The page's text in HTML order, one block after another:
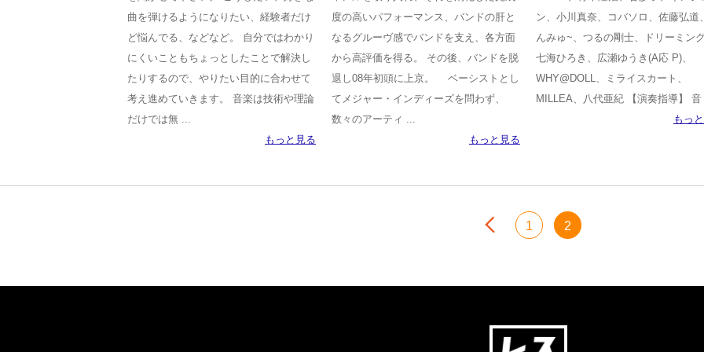
曲を弾けるようになりたい、経験者だけ
ど悩んでる、などなど。 自分ではわかり
にくいこともちょっとしたことで解決し
たりするので、やりたい目的に合わせて
考え進めていきます。 音楽は技術や理論
だけでは無 ...
もっと見る
度の高いパフォーマンス、バンドの肝と
なるグルーヴ感でバンドを支え、各方面
から高評価を得る。 その後、バンドを脱
退し08年初頭に上京。 ベーシストとし
てメジャー・インディーズを問わず、
数々のアーティ ...
もっと見る
ン、小川真奈、コバソロ、佐藤弘道
んみゅ~、つるの剛士、ドリーミング
七海ひろき、広瀬ゆうき(A応 P)、
WHY@DOLL、ミライスカート、
MILLEA、八代亜紀 【演奏指導】 音
もっ
前へ1 2